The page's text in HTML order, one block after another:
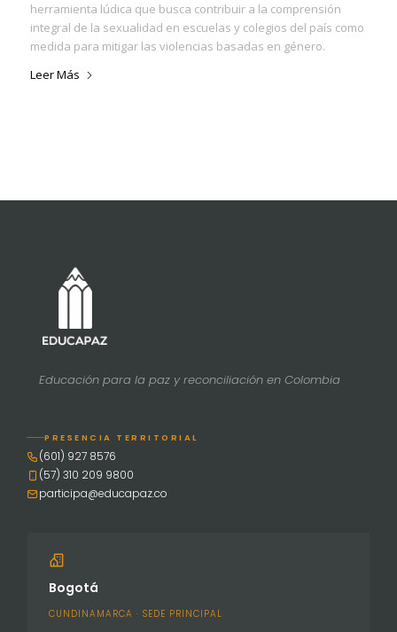
herramienta lúdica que busca contribuir a la comprensión
integral de la sexualidad en escuelas y colegios del país como
medida para mitigar las violencias basadas en género.
Leer Más
Educación para la paz y reconciliación en Colombia
PRESENCIA TERRITORIAL
(601) 927 8576
(57) 310 209 9800
participa@educapaz.co
Bogotá
CUNDINAMARCA · SEDE PRINCIPAL